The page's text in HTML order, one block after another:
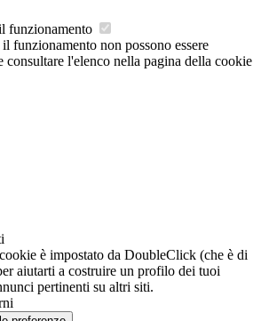
funzionamento
funzionamento non possono essere
consultare l'elenco nella pagina della cookie
è impostato da DoubleClick (che è di
aiutarti a costruire un profilo dei tuoi
pertinenti su altri siti.